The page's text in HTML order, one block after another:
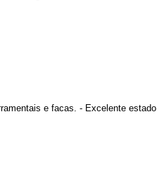
e facas. - Excelente estado